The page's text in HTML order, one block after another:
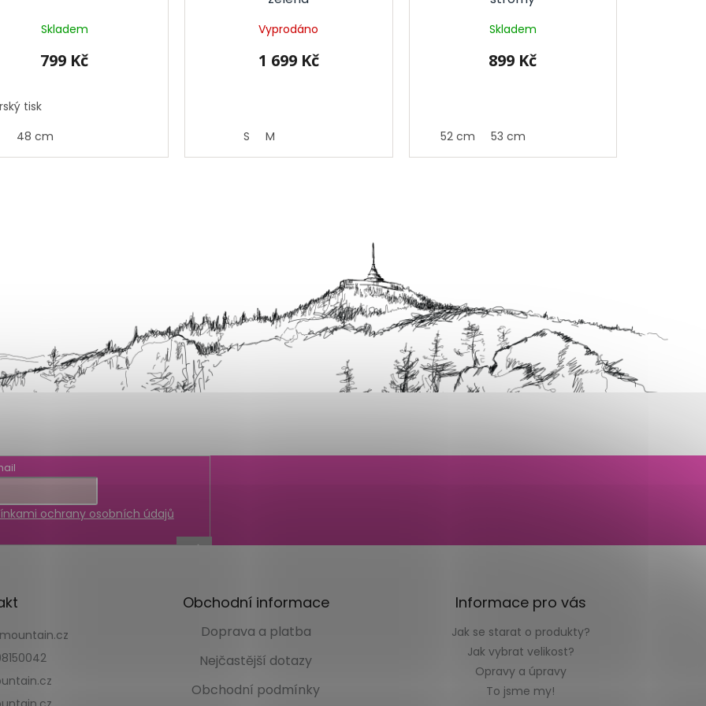
Skladem
799 Kč
tisk
48 cm
Vyprodáno
1 699 Kč
S M
Skladem
899 Kč
52 cm 53 cm
ochrany osobních údajů
Obchodní informace
Doprava a platba
Nejčastější dotazy
Obchodní podmínky
Informace pro vás
Jak se starat o produkty?
Jak vybrat velikost?
Opravy a úpravy
To jsme my!